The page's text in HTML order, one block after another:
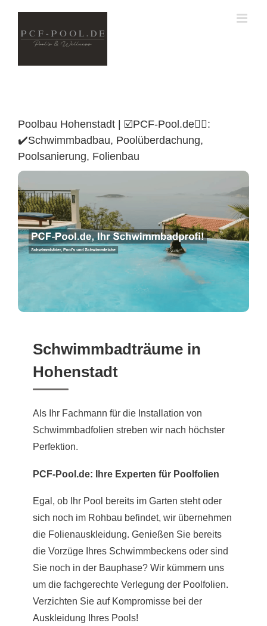
content
Poolbau Hohenstadt | ☑️PCF-Pool.de🏊🏼:
✔️Schwimmbadbau, Poolüberdachung,
Poolsanierung, Folienbau
Poolüberdachung
Schwimmbadträume in
Hohenstadt
Als Ihr Fachmann für die Installation von
Schwimmbadfolien streben wir nach höchster
Perfektion.
PCF-Pool.de: Ihre Experten für Poolfolien
Egal, ob Ihr Pool bereits im Garten steht oder
sich noch im Rohbau befindet, wir übernehmen
die Folienauskleidung. Genießen Sie bereits
die Vorzüge Ihres Schwimmbeckens oder sind
Sie noch in der Bauphase? Wir kümmern uns
um die fachgerechte Verlegung der Poolfolien.
Verzichten Sie auf Kompromisse bei der
Auskleidung Ihres Pools!